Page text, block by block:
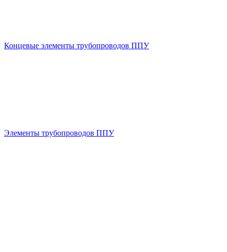
Концевые элементы трубопроводов ППУ
Элементы трубопроводов ППУ